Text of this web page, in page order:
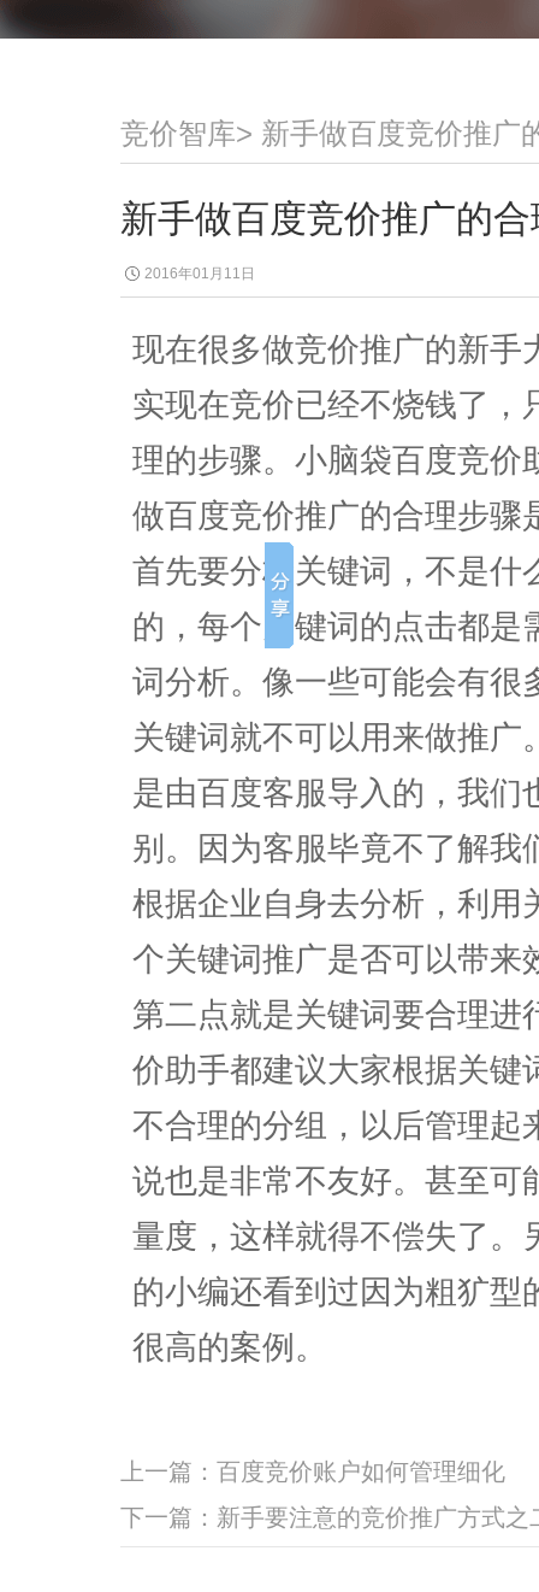
竞价智库> 新手做百度竞价推广
新手做百度竞价推广的
2016年01月11日
现在很多做竞价推广的新手
实现在竞价已经不烧钱了，
理的步骤。小脑袋百度竞价
做百度竞价推广的合理步骤
首先要分析关键词，不是什
的，每个关键词的点击都
词分析。像一些可能会有很
关键词就不可以用来做推
是由百度客服导入的，我们
别。因为客服毕竟不了解我
根据企业自身去分析，利用
个关键词推广是否可以带来
第二点就是关键词要合理进
价助手都建议大家根据关键
不合理的分组，以后管理起
说也是非常不友好。甚至可
量度，这样就得不偿失了。
的小编还看到过因为粗犷
很高的案例。
上一篇： 百度竞价账户如何管理细化
下一篇： 新手要注意的竞价推广方式之